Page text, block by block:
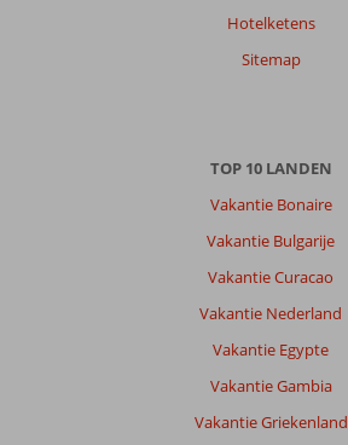
Hotelketens
Sitemap
TOP 10 LANDEN
Vakantie Bonaire
Vakantie Bulgarije
Vakantie Curacao
Vakantie Nederland
Vakantie Egypte
Vakantie Gambia
Vakantie Griekenland